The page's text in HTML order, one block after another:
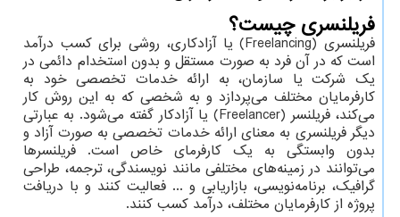
فریلنسری چیست؟
فریلنسری (Freelancing) یا آزادکاری، روشی برای کسب درآمد
است که در آن فرد به صورت مستقل و بدون استخدام دائمی در
یک شرکت یا سازمان، به ارائه خدمات تخصصی خود به
کارفرمایان مختلف می‌پردازد و به شخصی که به این روش کار
می‌کند، فریلنسر (Freelancer) یا آزادکار گفته می‌شود. به عبارتی
دیگر فریلنسری به معنای ارائه خدمات تخصصی به صورت آزاد و
بدون وابستگی به یک کارفرمای خاص است. فریلنسرها
می‌توانند در زمینه‌های مختلفی مانند نویسندگی، ترجمه، طراحی
گرافیک، برنامه‌نویسی، بازاریابی و ... فعالیت کنند و با دریافت
پروژه از کارفرمایان مختلف، درآمد کسب کنند.